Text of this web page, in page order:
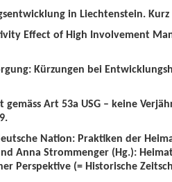
in Liechtenstein.
Effect of High Involvement
Kürzungen bei
gemäss Art 53a USG – keine
Nation: Praktiken der
Anna Strommenger (Hg.):
Perspektive (= Historische